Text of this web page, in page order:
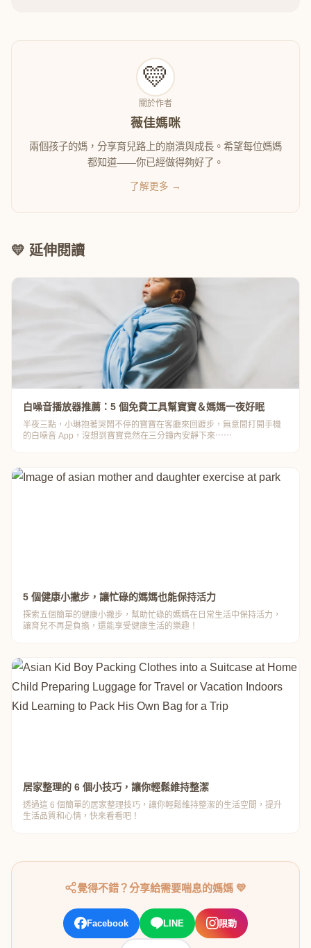
💛
關於作者
薇佳媽咪
兩個孩子的媽，分享育兒路上的崩潰與成長。希望每位媽媽
都知道——你已經做得夠好了。
了解更多 →
💛 延伸閱讀
白噪音播放器推薦：5 個免費工具幫寶寶＆媽媽一夜好眠
半夜三點，小琳抱著哭鬧不停的寶寶在客廳來回踱步，無意間打開手機
的白噪音 App，沒想到寶寶竟然在三分鐘內安靜下來⋯⋯
5 個健康小撇步，讓忙碌的媽媽也能保持活力
探索五個簡單的健康小撇步，幫助忙碌的媽媽在日常生活中保持活力，
讓育兒不再是負擔，還能享受健康生活的樂趣！
居家整理的 6 個小技巧，讓你輕鬆維持整潔
透過這 6 個簡單的居家整理技巧，讓你輕鬆維持整潔的生活空間，提升
生活品質和心情，快來看看吧！
覺得不錯？分享給需要喘息的媽媽 💛
Facebook LINE 限動